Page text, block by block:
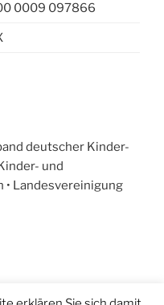
0009 097866
deutscher Kinder-
und
• Landesvereinigung